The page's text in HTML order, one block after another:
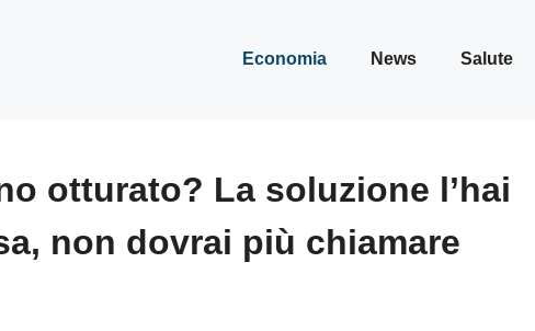
Economia News Salute
otturato? La soluzione l’hai
non dovrai più chiamare